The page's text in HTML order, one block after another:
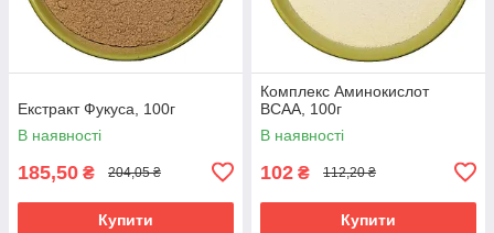
Екстракт Фукуса, 100г
В наявності
185,50 ₴ 204,05 ₴
Купити
Комплекс Аминокислот
ВСАА, 100г
В наявності
102 ₴ 112,20 ₴
Купити